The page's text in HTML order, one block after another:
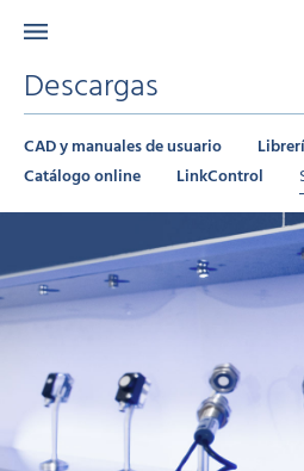
Descargas
CAD y manuales de usuario
Catálogo online
LinkControl